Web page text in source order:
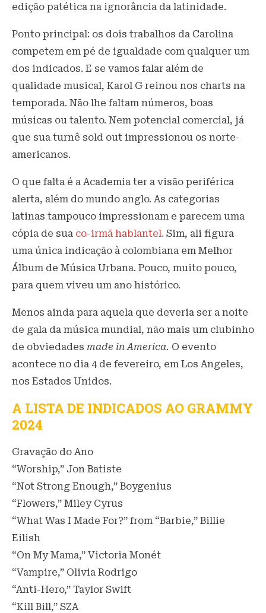
edição patética na ignorância da latinidade.
Ponto principal: os dois trabalhos da Carolina
competem em pé de igualdade com qualquer um
dos indicados. E se vamos falar além de
qualidade musical, Karol G reinou nos charts na
temporada. Não lhe faltam números, boas
músicas ou talento. Nem potencial comercial, já
que sua turnê sold out impressionou os norte-
americanos.
O que falta é a Academia ter a visão periférica
alerta, além do mundo anglo. As categorias
latinas tampouco impressionam e parecem uma
cópia de sua co-irmã hablantel. Sim, ali figura
uma única indicação à colombiana em Melhor
Álbum de Música Urbana. Pouco, muito pouco,
para quem viveu um ano histórico.
Menos ainda para aquela que deveria ser a noite
de gala da música mundial, não mais um clubinho
de obviedades made in America. O evento
acontece no dia 4 de fevereiro, em Los Angeles,
nos Estados Unidos.
A LISTA DE INDICADOS AO GRAMMY
2024
Gravação do Ano
“Worship,” Jon Batiste
“Not Strong Enough,” Boygenius
“Flowers,” Miley Cyrus
“What Was I Made For?” from “Barbie,” Billie
Eilish
“On My Mama,” Victoria Monét
“Vampire,” Olivia Rodrigo
“Anti-Hero,” Taylor Swift
“Kill Bill,” SZA